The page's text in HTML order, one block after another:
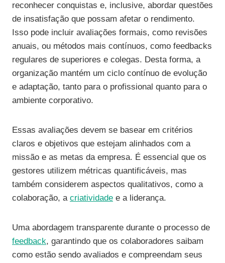
reconhecer conquistas e, inclusive, abordar questões
de insatisfação que possam afetar o rendimento.
Isso pode incluir avaliações formais, como revisões
anuais, ou métodos mais contínuos, como feedbacks
regulares de superiores e colegas. Desta forma, a
organização mantém um ciclo contínuo de evolução
e adaptação, tanto para o profissional quanto para o
ambiente corporativo.
Essas avaliações devem se basear em critérios
claros e objetivos que estejam alinhados com a
missão e as metas da empresa. É essencial que os
gestores utilizem métricas quantificáveis, mas
também considerem aspectos qualitativos, como a
colaboração, a criatividade e a liderança.
Uma abordagem transparente durante o processo de
feedback, garantindo que os colaboradores saibam
como estão sendo avaliados e compreendam seus